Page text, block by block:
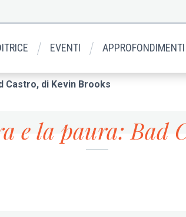
EVENTI APPROFONDIMENTI
Castro, di Kevin Brooks
e la paura: Bad